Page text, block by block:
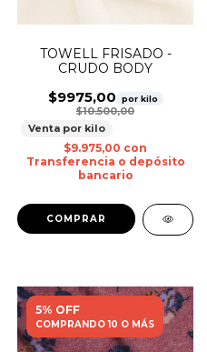
TOWELL FRISADO -
CRUDO BODY
$9975,00 por kilo
$10.500,00
Venta por kilo
$9.975,00 con
Transferencia o depósito
bancario
5% OFF
COMPRANDO 10 O MÁS